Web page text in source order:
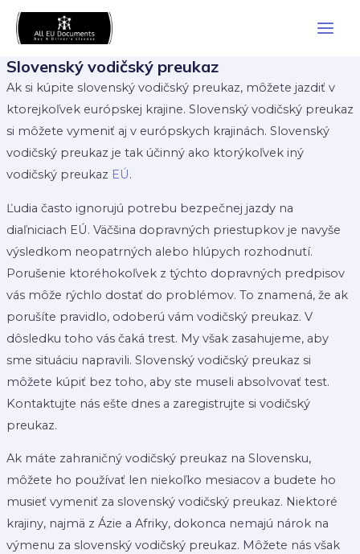
Skip
Slovenský vodičský preukaz
Ak si kúpite slovenský vodičský preukaz, môžete jazdiť v
ktorejkoľvek európskej krajine. Slovenský vodičský preukaz
si môžete vymeniť aj v európskych krajinách. Slovenský
vodičský preukaz je tak účinný ako ktorýkoľvek iný
vodičský preukaz EÚ.
Ľudia často ignorujú potrebu bezpečnej jazdy na
diaľniciach EÚ. Väčšina dopravných priestupkov je navyše
výsledkom neopatrných alebo hlúpych rozhodnutí.
Porušenie ktoréhokoľvek z týchto dopravných predpisov
vás môže rýchlo dostať do problémov. To znamená, že ak
porušíte pravidlo, odoberú vám vodičský preukaz. V
dôsledku toho vás čaká trest. My však zasahujeme, aby
sme situáciu napravili. Slovenský vodičský preukaz si
môžete kúpiť bez toho, aby ste museli absolvovať test.
Kontaktujte nás ešte dnes a zaregistrujte si vodičský
preukaz.
Ak máte zahraničný vodičský preukaz na Slovensku,
môžete ho používať len niekoľko mesiacov a budete ho
musieť vymeniť za slovenský vodičský preukaz. Niektoré
krajiny, najmä z Ázie a Afriky, dokonca nemajú nárok na
výmenu za slovenský vodičský preukaz. Môžete nás však